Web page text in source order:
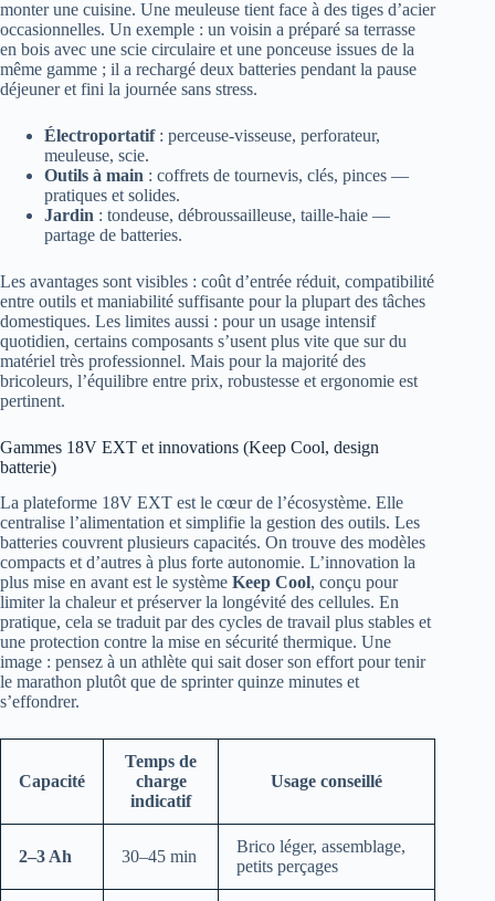
monter une cuisine. Une meuleuse tient face à des tiges d’acier
occasionnelles. Un exemple : un voisin a préparé sa terrasse
en bois avec une scie circulaire et une ponceuse issues de la
même gamme ; il a rechargé deux batteries pendant la pause
déjeuner et fini la journée sans stress.
Électroportatif: perceuse-visseuse, perforateur,
meuleuse, scie.
Outils à main : coffrets de tournevis, clés, pinces —
pratiques et solides.
Jardin : tondeuse, débroussailleuse, taille-haie —
partage de batteries.
Les avantages sont visibles : coût d’entrée réduit, compatibilité
entre outils et maniabilité suffisante pour la plupart des tâches
domestiques. Les limites aussi : pour un usage intensif
quotidien, certains composants s’usent plus vite que sur du
matériel très professionnel. Mais pour la majorité des
bricoleurs, l’équilibre entre prix, robustesse et ergonomie est
pertinent.
Gammes 18V EXT et innovations (Keep Cool, design
batterie)
La plateforme 18V EXT est le cœur de l’écosystème. Elle
centralise l’alimentation et simplifie la gestion des outils. Les
batteries couvrent plusieurs capacités. On trouve des modèles
compacts et d’autres à plus forte autonomie. L’innovation la
plus mise en avant est le système Keep Cool, conçu pour
limiter la chaleur et préserver la longévité des cellules. En
pratique, cela se traduit par des cycles de travail plus stables et
une protection contre la mise en sécurité thermique. Une
image : pensez à un athlète qui sait doser son effort pour tenir
le marathon plutôt que de sprinter quinze minutes et
s’effondrer.
Capacité
Temps de
charge
indicatif
Usage conseillé
2–3 Ah 30–45 min
Brico léger, assemblage,
petits perçages